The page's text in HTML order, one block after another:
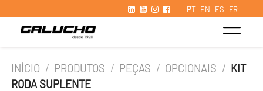
PT EN ES FR
INÍCIO / PRODUTOS / PEÇAS / OPCIONAIS / KIT
RODA SUPLENTE